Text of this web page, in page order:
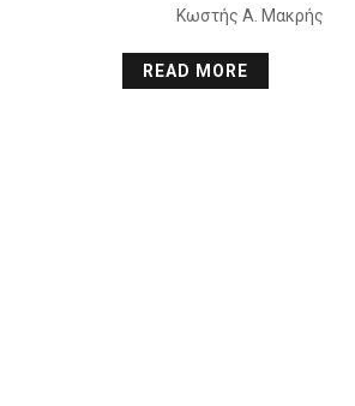
Κωστής Α. Μακρής
READ MORE